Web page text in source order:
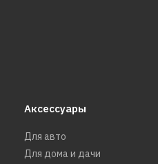
Аксессуары
Для авто
Для дома и дачи